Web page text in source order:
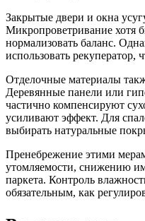
Закрытые двери и окна
Микропроветривание хотя
нормализовать баланс.
использовать рекуператор,
Отделочные материалы
Деревянные панели или
частично компенсируют
усиливают эффект. Для
выбирать натуральные
Пренебрежение этими
утомляемости, снижению
паркета. Контроль
обязательным, как